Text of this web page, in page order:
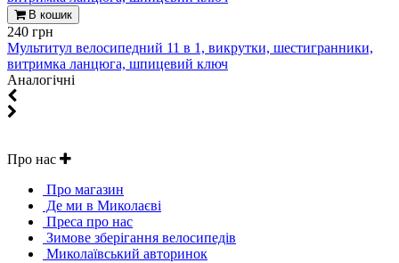
В кошик
240 грн
Мультитул велосипедний 11 в 1, викрутки, шестигранники,
витримка ланцюга, шпицевий ключ
Aналогічні
Про нас
Про магазин
Де ми в Миколаєві
Преса про нас
Зимове зберігання велосипедів
Миколаївський авторинок